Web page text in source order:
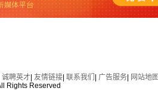
诚聘英才 友情链接 联系我们 广告服务 网站地
Rights Reserved